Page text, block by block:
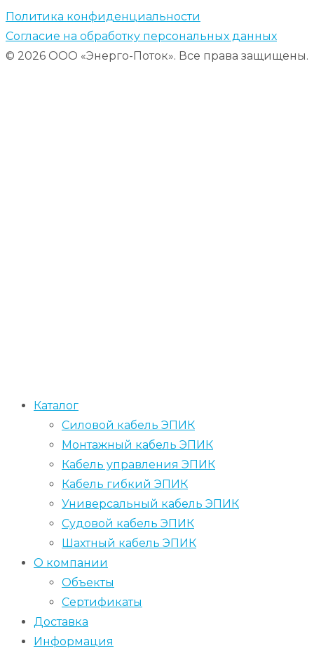
Политика конфиденциальности
Согласие на обработку персональных данных
© 2026 ООО «Энерго-Поток». Все права защищены.
Каталог
Силовой кабель ЭПИК
Монтажный кабель ЭПИК
Кабель управления ЭПИК
Кабель гибкий ЭПИК
Универсальный кабель ЭПИК
Судовой кабель ЭПИК
Шахтный кабель ЭПИК
О компании
Объекты
Сертификаты
Доставка
Информация